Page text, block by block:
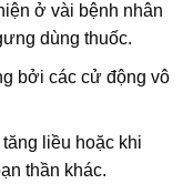
ở vài bệnh nhân
dùng thuốc.
bởi các cử động vô
liều hoặc khi
thần khác.